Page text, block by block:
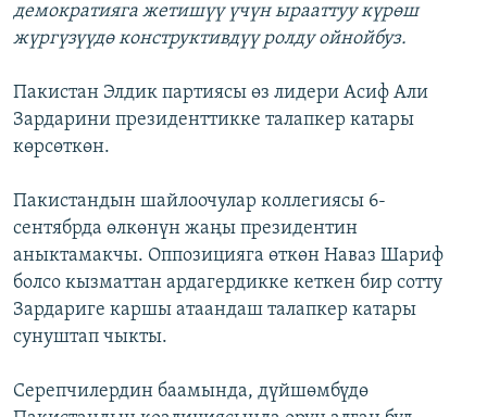
демократияга жетишүү үчүн ырааттуу күрөш
жүргүзүүдө конструктивдүү ролду ойнойбуз.
Пакистан Элдик партиясы өз лидери Асиф Али
Зардарини президенттикке талапкер катары
көрсөткөн.
Пакистандын шайлоочулар коллегиясы 6-
сентябрда өлкөнүн жаңы президентин
аныктамакчы. Оппозицияга өткөн Наваз Шариф
болсо кызматтан ардагердикке кеткен бир сотту
Зардариге каршы атаандаш талапкер катары
сунуштап чыкты.
Серепчилердин баамында, дүйшөмбүдө